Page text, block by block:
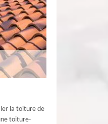
la toiture de
toiture-